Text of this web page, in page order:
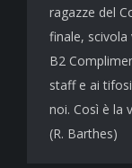
ragazze del
finale,
B2
staff e ai
noi. Così è la
(R. Barthes)